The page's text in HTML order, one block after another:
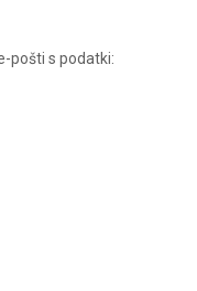
pošti s podatki: